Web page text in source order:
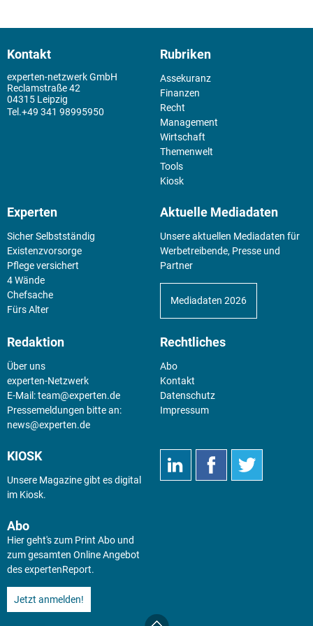
Kontakt
experten-netzwerk GmbH
Reclamstraße 42
04315 Leipzig
+49 341 98995950
Rubriken
Assekuranz
Finanzen
Recht
Management
Wirtschaft
Themenwelt
Tools
Kiosk
Experten
Sicher Selbstständig
Existenz­vorsorge
Pflege versichert
4 Wände
Chefsache
Fürs Alter
Aktuelle Mediadaten
Unsere aktuellen Mediadaten für
Werbetreibende, Presse und
Partner
Mediadaten 2026
Redaktion
Über uns
experten-Netzwerk
E-Mail:team@experten.de
Pressemeldungen bitte an:
news@experten.de
Rechtliches
Abo
Kontakt
Datenschutz
Impressum
KIOSK
Unsere Magazine gibt es digital
im Kiosk.
Abo
Hier geht's zum Print Abo und
zum gesamten Online Angebot
des expertenReport.
Jetzt anmelden!